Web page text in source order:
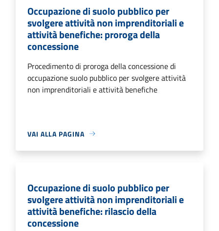
Occupazione di suolo pubblico per
svolgere attività non imprenditoriali e
attività benefiche: proroga della
concessione
Procedimento di proroga della concessione di
occupazione suolo pubblico per svolgere attività
non imprenditoriali e attività benefiche
VAI ALLA PAGINA
Occupazione di suolo pubblico per
svolgere attività non imprenditoriali e
attività benefiche: rilascio della
concessione